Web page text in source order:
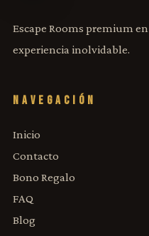
Escape Rooms premium
experiencia inolvidable.
NAVEGACIÓN
Inicio
Contacto
Bono Regalo
FAQ
Blog